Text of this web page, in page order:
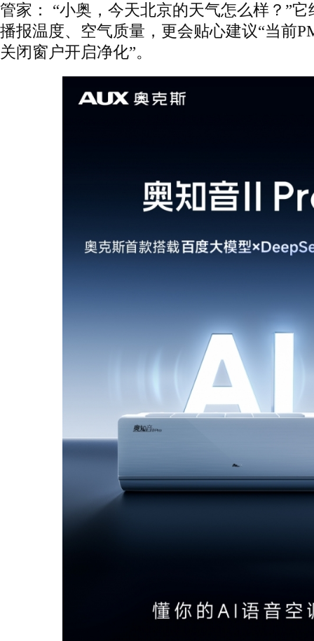
管家： “小奥，今天北京的天气怎么样？”
播报温度、空气质量，更会贴心建议“当前
关闭窗户开启净化”。